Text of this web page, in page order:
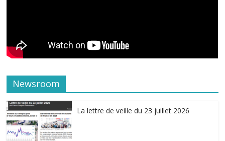
Newsroom
La lettre de veille du 23 juillet 2026